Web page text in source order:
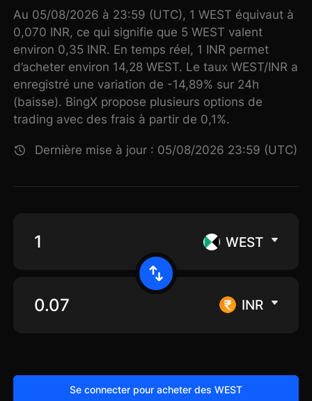
Au 05/08/2026 à 23:59 (UTC), 1 WEST équivaut à
0,070 INR, ce qui signifie que 5 WEST valent
environ 0,35 INR. En temps réel, 1 INR permet
d’acheter environ 14,28 WEST. Le taux WEST/INR a
enregistré une variation de -14,89% sur 24h
(baisse). BingX propose plusieurs options de
trading avec des frais à partir de 0,1%.
Dernière mise à jour : 05/08/2026 23:59 (UTC)
WEST
INR
Se connecter pour acheter des WEST